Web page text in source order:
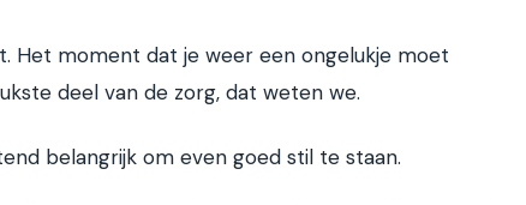
Het moment dat je weer een ongelukje moet
deel van de zorg, dat weten we.
belangrijk om even goed stil te staan.